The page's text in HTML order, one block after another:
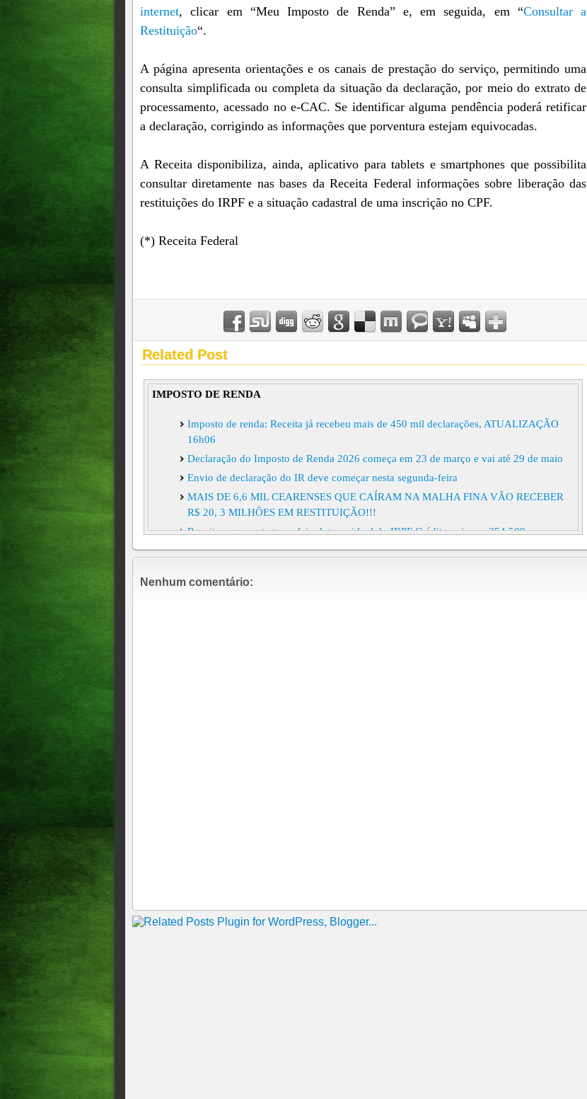
internet, clicar em “Meu Imposto de Renda” e, em seguida, em “Consultar a
Restituição“.
A página apresenta orientações e os canais de prestação do serviço, permitindo uma
consulta simplificada ou completa da situação da declaração, por meio do extrato de
processamento, acessado no e-CAC. Se identificar alguma pendência poderá retificar
a declaração, corrigindo as informações que porventura estejam equivocadas.
A Receita disponibiliza, ainda, aplicativo para tablets e smartphones que possibilita
consultar diretamente nas bases da Receita Federal informações sobre liberação das
restituições do IRPF e a situação cadastral de uma inscrição no CPF.
(*) Receita Federal
Related Post
IMPOSTO DE RENDA
Imposto de renda: Receita já recebeu mais de 450 mil declarações, ATUALIZAÇÃO
16h06
Declaração do Imposto de Renda 2026 começa em 23 de março e vai até 29 de maio
Envio de declaração do IR deve começar nesta segunda-feira
MAIS DE 6,6 MIL CEARENSES QUE CAÍRAM NA MALHA FINA VÃO RECEBER
R$ 20, 3 MILHÕES EM RESTITUIÇÃO!!!
Receita paga nesta terça-feira lote residual do IRPF Crédito vai para 354.509
contribuintes
de contribuintes receberão R$ 7,5 bilhões
Quem perdeu prazo de entrega da declaração 2019 do IR pode fazer a partir desta
quinta-feira
Nenhum comentário: